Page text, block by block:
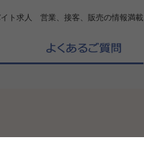
ト求人 営業、接客、販売の情報満載